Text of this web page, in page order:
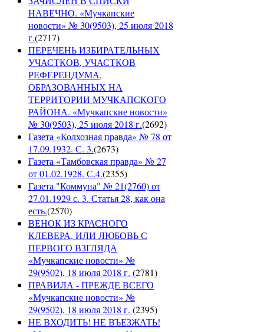
НАВЕЧНО. «Мучкапские
новости» № 30(9503), 25 июля 2018
г.(2717)
ПЕРЕЧЕНЬ ИЗБИРАТЕЛЬНЫХ
УЧАСТКОВ, УЧАСТКОВ
РЕФЕРЕНДУМА,
ОБРАЗОВАННЫХ НА
ТЕРРИТОРИИ МУЧКАПСКОГО
РАЙОНА. «Мучкапские новости»
№ 30(9503), 25 июля 2018 г.(2692)
Газета «Колхозная правда» № 78 от
17.09.1932. С. 3.(2673)
Газета «Тамбовская правда» № 27
от 01.02.1928. С.4.(2355)
Газета "Коммуна" № 21(2760) от
27.01.1929 с. 3. Статья 28, как она
есть.(2570)
ВЕНОК ИЗ КРАСНОГО
КЛЕВЕРА, ИЛИ ЛЮБОВЬ С
ПЕРВОГО ВЗГЛЯДА
«Мучкапские новости» №
29(9502), 18 июля 2018 г. (2781)
ПРАВИЛА - ПРЕЖДЕ ВСЕГО
«Мучкапские новости» №
29(9502), 18 июля 2018 г. (2395)
НЕ ВХОДИТЬ! НЕ ВЪЕЗЖАТЬ!